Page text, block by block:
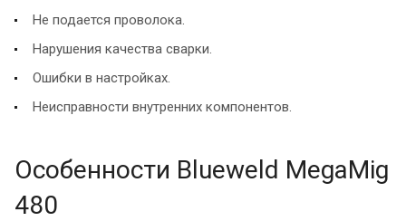
Не подается проволока.
Нарушения качества сварки.
Ошибки в настройках.
Неисправности внутренних компонентов.
Особенности Blueweld MegaMig
480